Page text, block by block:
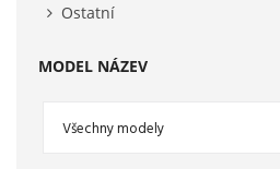
Ostatní
MODEL NÁZEV